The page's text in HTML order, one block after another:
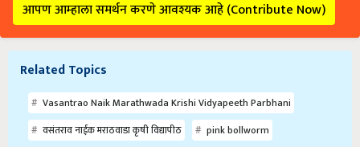
आपण आम्हाला समर्थन करणे आवश्यक आहे (Contribute Now)
Related Topics
Vasantrao Naik Marathwada Krishi Vidyapeeth Parbhani
वसंतराव नाईक मराठवाडा कृषी विद्यापीठ
pink bollworm